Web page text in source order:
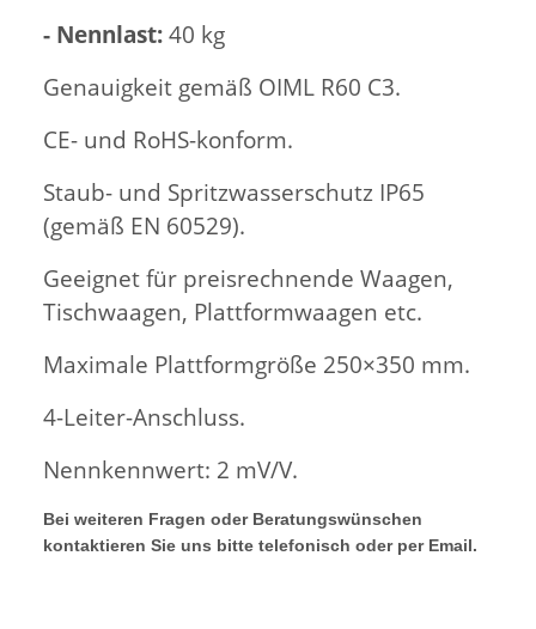
- Nennlast: 40 kg
Genauigkeit gemäß OIML R60 C3.
CE- und RoHS-konform.
Staub- und Spritzwasserschutz IP65
(gemäß EN 60529).
Geeignet für preisrechnende Waagen,
Tischwaagen, Plattformwaagen etc.
Maximale Plattformgröße 250×350 mm.
4-Leiter-Anschluss.
Nennkennwert: 2 mV/V.
Bei weiteren Fragen oder Beratungswünschen
kontaktieren Sie uns bitte telefonisch oder per Email.